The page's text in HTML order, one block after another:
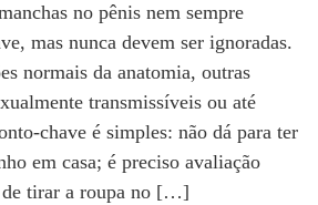
no pênis nem sempre
mas nunca devem ser ignoradas.
normais da anatomia, outras
transmissíveis ou até
chave é simples: não dá para ter
em casa; é preciso avaliação
de tirar a roupa no […]